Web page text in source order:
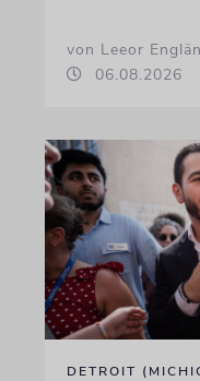
von Leeor
06.08.2026
DETROIT